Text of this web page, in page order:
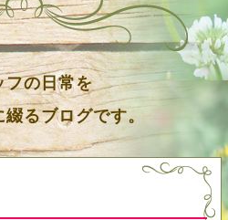
フの日常を
るブログです。